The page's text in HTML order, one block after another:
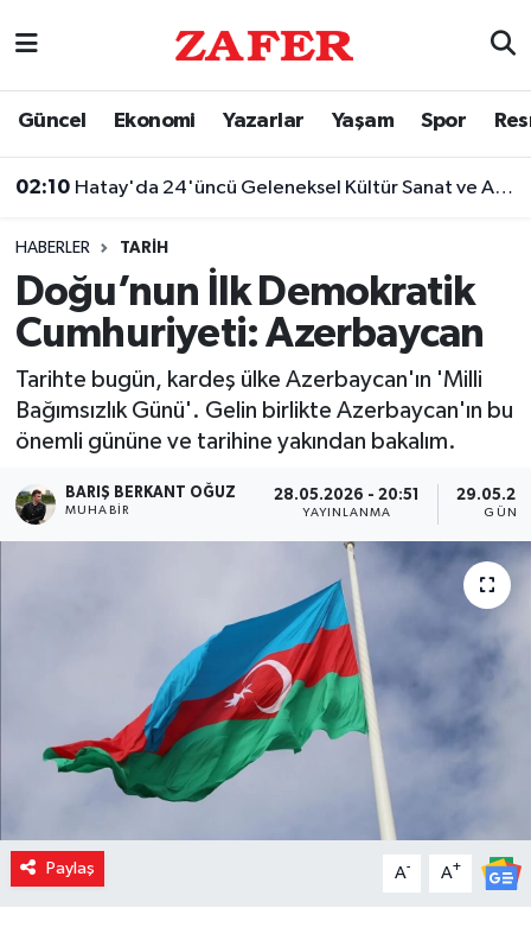
Güncel Ekonomi Yazarlar Yaşam Spor
02:10 Hatay'da 24'üncü Geleneksel Kültür Sanat ve Aba Güreşi Festivali
HABERLER TARIH
Doğu’nun İlk Demokratik
Cumhuriyeti: Azerbaycan
Tarihte bugün, kardeş ülke Azerbaycan'ın 'Milli
Bağımsızlık Günü'. Gelin birlikte Azerbaycan'ın bu
önemli gününe ve tarihine yakından bakalım.
BARIŞ BERKANT OĞUZ
MUHABIR
28.05.2026 - 20:51
YAYINLANMA
Paylaş A- A+
Nöbetçi Eczaneler
Trafik Durumu
Süper Lig Puan Durumu ve Fikstür
Tüm Manşetler
Son Dakika Haberleri
Haber Arşivi